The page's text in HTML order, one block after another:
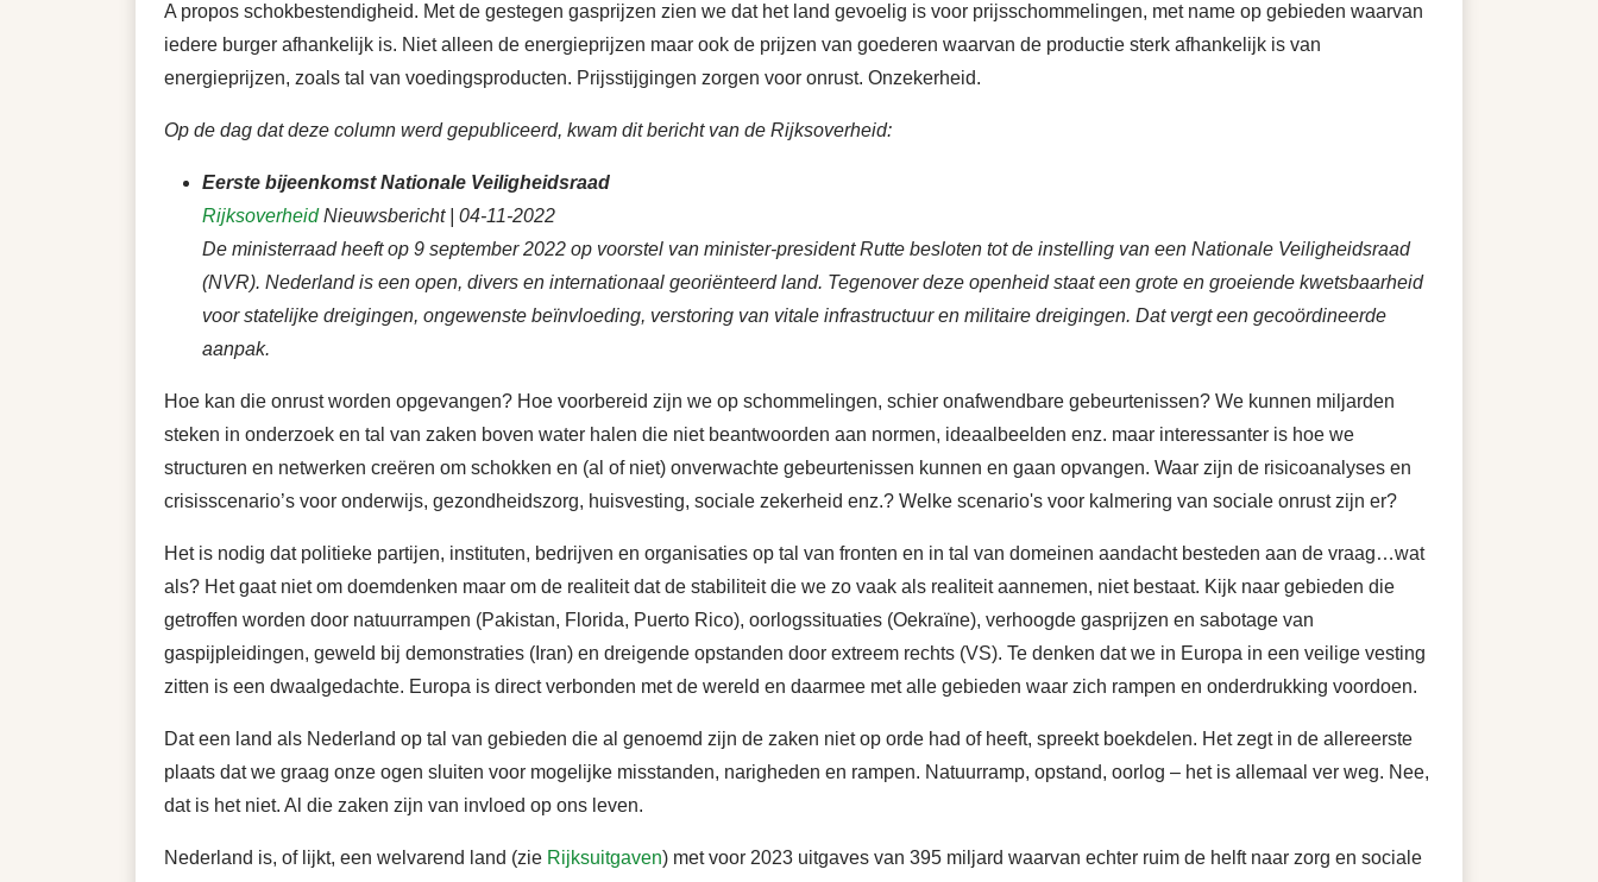
A propos schokbestendigheid. Met de gestegen gasprijzen zien we dat het land gevoelig is voor prijsschommelingen, met name op gebieden waarvan
iedere burger afhankelijk is. Niet alleen de energieprijzen maar ook de prijzen van goederen waarvan de productie sterk afhankelijk is van
energieprijzen, zoals tal van voedingsproducten. Prijsstijgingen zorgen voor onrust. Onzekerheid.
Op de dag dat deze column werd gepubliceerd, kwam dit bericht van de Rijksoverheid:
Eerste bijeenkomst Nationale Veiligheidsraad
RijksoverheidNieuwsbericht | 04-11-2022
De ministerraad heeft op 9 september 2022 op voorstel van minister-president Rutte besloten tot de instelling van een Nationale Veiligheidsraad
(NVR). Nederland is een open, divers en internationaal georiënteerd land. Tegenover deze openheid staat een grote en groeiende kwetsbaarheid
voor statelijke dreigingen, ongewenste beïnvloeding, verstoring van vitale infrastructuur en militaire dreigingen. Dat vergt een gecoördineerde
aanpak.
Hoe kan die onrust worden opgevangen? Hoe voorbereid zijn we op schommelingen, schier onafwendbare gebeurtenissen? We kunnen miljarden
steken in onderzoek en tal van zaken boven water halen die niet beantwoorden aan normen, ideaalbeelden enz. maar interessanter is hoe we
structuren en netwerken creëren om schokken en (al of niet) onverwachte gebeurtenissen kunnen en gaan opvangen. Waar zijn de risicoanalyses en
crisisscenario’s voor onderwijs, gezondheidszorg, huisvesting, sociale zekerheid enz.? Welke scenario's voor kalmering van sociale onrust zijn er?
Het is nodig dat politieke partijen, instituten, bedrijven en organisaties op tal van fronten en in tal van domeinen aandacht besteden aan de vraag…wat
als? Het gaat niet om doemdenken maar om de realiteit dat de stabiliteit die we zo vaak als realiteit aannemen, niet bestaat. Kijk naar gebieden die
getroffen worden door natuurrampen (Pakistan, Florida, Puerto Rico), oorlogssituaties (Oekraïne), verhoogde gasprijzen en sabotage van
gaspijpleidingen, geweld bij demonstraties (Iran) en dreigende opstanden door extreem rechts (VS). Te denken dat we in Europa in een veilige vesting
zitten is een dwaalgedachte. Europa is direct verbonden met de wereld en daarmee met alle gebieden waar zich rampen en onderdrukking voordoen.
Dat een land als Nederland op tal van gebieden die al genoemd zijn de zaken niet op orde had of heeft, spreekt boekdelen. Het zegt in de allereerste
plaats dat we graag onze ogen sluiten voor mogelijke misstanden, narigheden en rampen. Natuurramp, opstand, oorlog – het is allemaal ver weg. Nee,
dat is het niet. Al die zaken zijn van invloed op ons leven.
Nederland is, of lijkt, een welvarend land (zie Rijksuitgaven) met voor 2023 uitgaves van 395 miljard waarvan echter ruim de helft naar zorg en sociale